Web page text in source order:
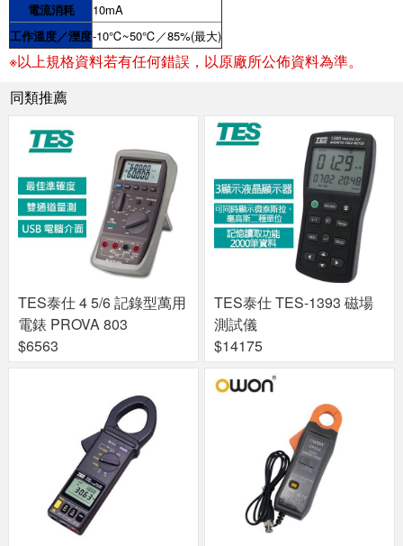
電流消耗
10mA
工作溫度／溼度-10℃~50℃／85%(最大)
※以上規格資料若有任何錯誤，以原廠所公佈資料為準。
同類推薦
TES泰仕 4 5/6 記錄型萬用
電錶 PROVA 803
$6563
TES泰仕 TES-1393 磁場
測試儀
$14175